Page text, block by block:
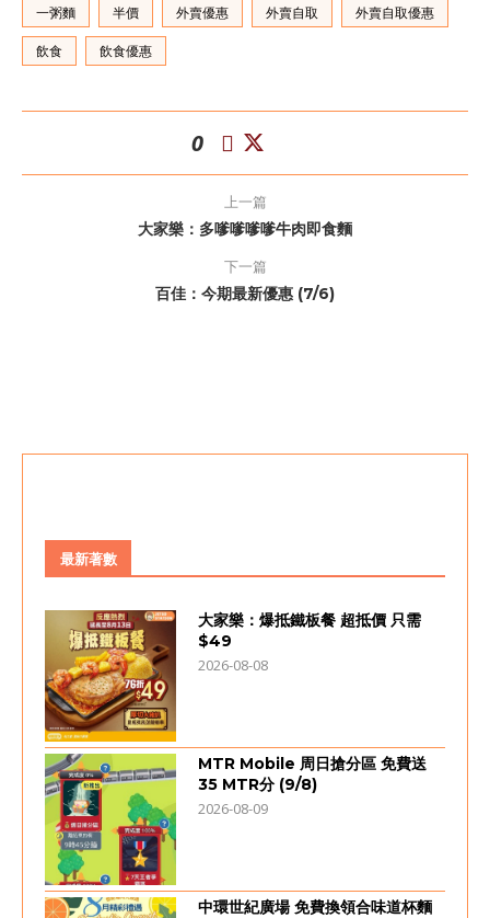
一粥麵 半價 外賣優惠 外賣自取 外賣自取優惠
飲食 飲食優惠
0
上一篇
大家樂：多嗲嗲嗲嗲牛肉即食麵
下一篇
百佳：今期最新優惠 (7/6)
最新著數
大家樂：爆抵鐵板餐 超抵價 只需
$49
2026-08-08
MTR Mobile 周日搶分區 免費送
35 MTR分 (9/8)
2026-08-09
中環世紀廣場 免費換領合味道杯麵